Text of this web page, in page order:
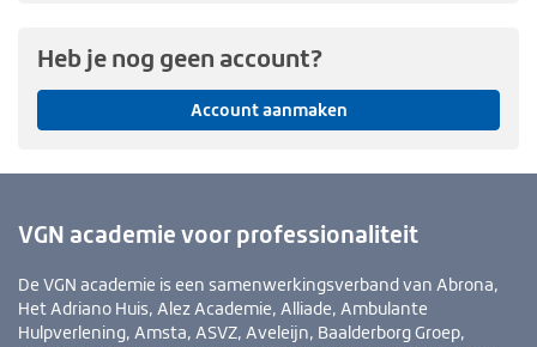
Heb je nog geen account?
Account aanmaken
VGN academie voor professionaliteit
De VGN academie is een samenwerkingsverband van Abrona,
Het Adriano Huis, Alez Academie, Alliade, Ambulante
Hulpverlening, Amsta, ASVZ, Aveleijn, Baalderborg Groep,